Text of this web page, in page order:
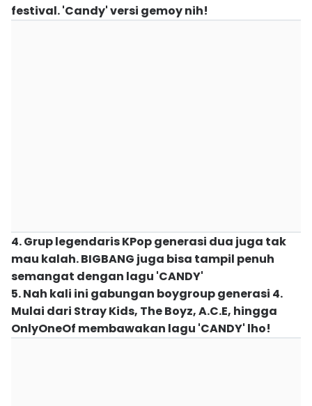
festival. 'Candy' versi gemoy nih!
4. Grup legendaris KPop generasi dua juga tak
mau kalah. BIGBANG juga bisa tampil penuh
semangat dengan lagu 'CANDY'
5. Nah kali ini gabungan boygroup generasi 4.
Mulai dari Stray Kids, The Boyz, A.C.E, hingga
OnlyOneOf membawakan lagu 'CANDY' lho!